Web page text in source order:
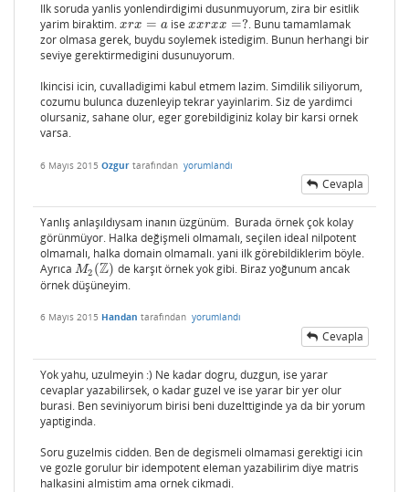
Ilk soruda yanlis yonlendirdigimi dusunmuyorum, zira bir esitlik
yarim biraktim. xrx = a
xrx= a isexxrxx =?
xxrxx=?
. Bunu tamamlamak
zor olmasa gerek, buydu soylemek istedigim. Bunun herhangi bir
seviye gerektirmedigini dusunuyorum.
Ikincisi icin, cuvalladigimi kabul etmem lazim. Simdilik siliyorum,
cozumu bulunca duzenleyip tekrar yayinlarim. Siz de yardimci
olursaniz, sahane olur, eger gorebildiginiz kolay bir karsi ornek
varsa.
6 Mayıs 2015 Ozgur tarafından yorumlandı
Cevapla
Yanlış anlaşıldıysam inanın üzgünüm. Burada örnek çok kolay
görünmüyor. Halka değişmeli olmamalı, seçilen ideal nilpotent
olmamalı, halka domain olmamalı. yani ilk görebildiklerim böyle.
Ayrıca M2 (Z)
M2(Z)
de karşıt örnek yok gibi. Biraz yoğunum ancak
örnek düşüneyim.
6 Mayıs 2015 Handan tarafından yorumlandı
Cevapla
Yok yahu, uzulmeyin :) Ne kadar dogru, duzgun, ise yarar
cevaplar yazabilirsek, o kadar guzel ve ise yarar bir yer olur
burasi. Ben seviniyorum birisi beni duzelttiginde ya da bir yorum
yaptiginda.
Soru guzelmis cidden. Ben de degismeli olmamasi gerektigi icin
ve gozle gorulur bir idempotent eleman yazabilirim diye matris
halkasini almistim ama ornek cikmadi.